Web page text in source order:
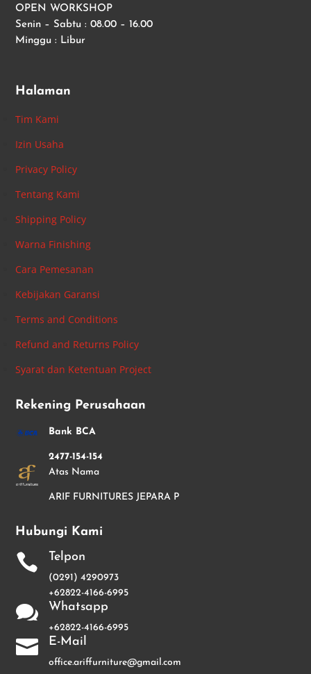
OPEN WORKSHOP
Senin – Sabtu : 08.00 – 16.00
Minggu : Libur
Halaman
Tim Kami
Izin Usaha
Privacy Policy
Tentang Kami
Shipping Policy
Warna Finishing
Cara Pemesanan
Kebijakan Garansi
Terms and Conditions
Refund and Returns Policy
Syarat dan Ketentuan Project
Rekening Perusahaan
Bank BCA
2477-154-154
Atas Nama
ARIF FURNITURES JEPARA P
Hubungi Kami
 Telpon
(0291) 4290973
+62822-4166-6995
 Whatsapp
+62822-4166-6995
 E-Mail
office.ariffurniture@gmail.com